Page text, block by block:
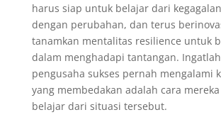
harus siap untuk belajar dari
dengan perubahan, dan terus
tanamkan mentalitas resilience untuk
dalam menghadapi tantangan.
pengusaha sukses pernah mengalami
yang membedakan adalah cara
belajar dari situasi tersebut.